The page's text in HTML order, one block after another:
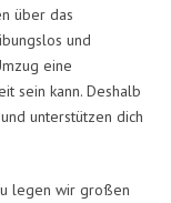
über das
und
eine
sein kann. Deshalb
unterstützen dich
legen wir großen